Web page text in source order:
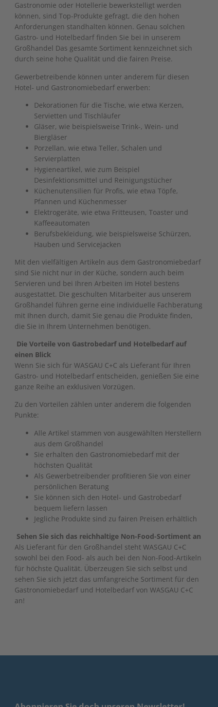
Gastronomie oder Hotellerie bewerkstelligt werden
können, sind Top-Produkte gefragt, die den hohen
Anforderungen standhalten können. Genau solchen
Gastro- und Hotelbedarf finden Sie bei in unserem
Großhandel Das gesamte Sortiment kennzeichnet sich
durch seine hohe Qualität und die fairen Preise.
Gewerbetreibende können unter anderem für diesen
Hotel- und Gastronomiebedarf erwerben:
Dekorationen für die Tische, wie etwa Kerzen,
Servietten und Tischläufer
Gläser, wie beispielsweise Trink-, Wein- und
Biergläser
Porzellan, wie etwa Teller, Schalen und
Servierplatten
Hygieneartikel, wie zum Beispiel
Desinfektionsmittel und Reinigungstücher
Küchenutensilien für Profis, wie etwa Töpfe,
Pfannen und Küchenmesser
Elektrogeräte, wie etwa Fritteusen, Toaster und
Kaffeeautomaten
Berufsbekleidung, wie beispielsweise Schürzen,
Hauben und Servicejacken
Mit den vielfältigen Artikeln aus dem Gastronomiebedarf
sind Sie nicht nur in der Küche, sondern auch beim
Servieren und bei Ihren Arbeiten im Hotel bestens
ausgestattet. Die geschulten Mitarbeiter aus unserem
Großhandel führen gerne eine individuelle Fachberatung
mit Ihnen durch, damit Sie genau die Produkte finden,
die Sie in Ihrem Unternehmen benötigen.
Die Vorteile von Gastrobedarf und Hotelbedarf auf
einen Blick
Wenn Sie sich für WASGAU C+C als Lieferant für Ihren
Gastro- und Hotelbedarf entscheiden, genießen Sie eine
ganze Reihe an exklusiven Vorzügen.
Zu den Vorteilen zählen unter anderem die folgenden
Punkte:
Alle Artikel stammen von ausgewählten Herstellern
aus dem Großhandel
Sie erhalten den Gastronomiebedarf mit der
höchsten Qualität
Als Gewerbetreibender profitieren Sie von einer
persönlichen Beratung
Sie können sich den Hotel- und Gastrobedarf
bequem liefern lassen
Jegliche Produkte sind zu fairen Preisen erhältlich
Sehen Sie sich das reichhaltige Non-Food-Sortiment an
Als Lieferant für den Großhandel steht WASGAU C+C
sowohl bei den Food- als auch bei den Non-Food-Artikeln
für höchste Qualität. Überzeugen Sie sich selbst und
sehen Sie sich jetzt das umfangreiche Sortiment für den
Gastronomiebedarf und Hotelbedarf von WASGAU C+C
an!